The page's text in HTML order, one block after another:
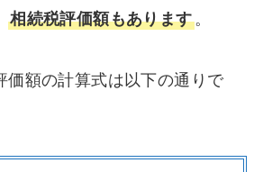
相続税評価額もあります。
価額の計算式は以下の通りで